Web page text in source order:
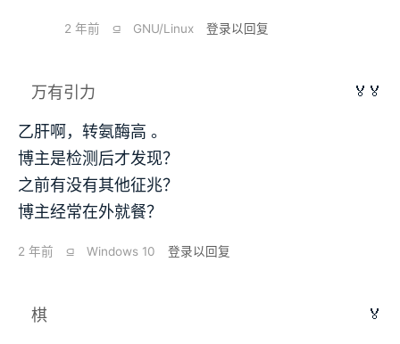
2 年前 ⫑ GNU/Linux 登录以回复
万有引力 🏅🏅
乙肝啊，转氨酶高 。
博主是检测后才发现？
之前有没有其他征兆？
博主经常在外就餐？
2 年前 ⫑ Windows 10 登录以回复
棋 🏅